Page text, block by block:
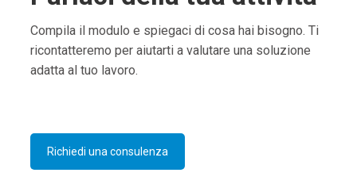
Compila il modulo e spiegaci di cosa hai bisogno. Ti
ricontatteremo per aiutarti a valutare una soluzione
adatta al tuo lavoro.
Richiedi una consulenza